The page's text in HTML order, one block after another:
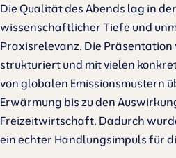
Die Qualität des Abends lag in
wissenschaftlicher Tiefe und
Praxisrelevanz. Die
strukturiert und mit vielen
von globalen Emissionsmustern
Erwärmung bis zu den
Freizeitwirtschaft. Dadurch
ein echter Handlungsimpuls für